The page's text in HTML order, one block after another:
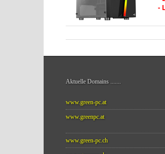
-
Aktuelle Domains .......
www.green-pc.at
www.greenpc.at
www.green-pc.ch